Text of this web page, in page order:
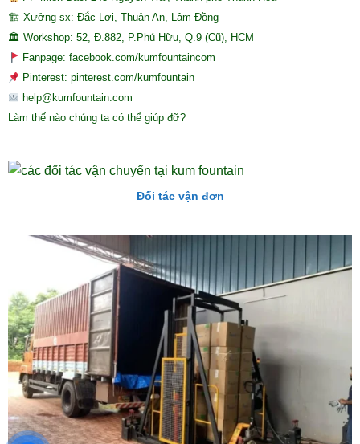
🏗 Xưởng sx: Đắc Lợi, Thuận An, Lâm Đồng
🏛 Workshop: 52, Đ.882, P.Phú Hữu, Q.9 (Cũ), HCM
Fanpage: facebook.com/kumfountaincom
Pinterest: pinterest.com/kumfountain
help@kumfountain.com
Làm thế nào chúng ta có thể giúp đỡ?
Đối tác vận đơn